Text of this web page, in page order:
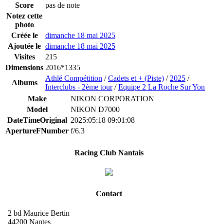
Score
pas de note
Notez cette
photo
Créée le
dimanche 18 mai 2025
Ajoutée le dimanche 18 mai 2025
Visites
215
Dimensions 2016*1335
Albums
Athlé Compétition /Cadets et + (Piste) / 2025 /
Interclubs - 2ème tour/Equipe 2 La Roche Sur Yon
Make
NIKON CORPORATION
Model
NIKON D7000
DateTimeOriginal 2025:05:18 09:01:08
ApertureFNumber f/6.3
Racing Club Nantais
Contact
2 bd Maurice Bertin
44200 Nantes